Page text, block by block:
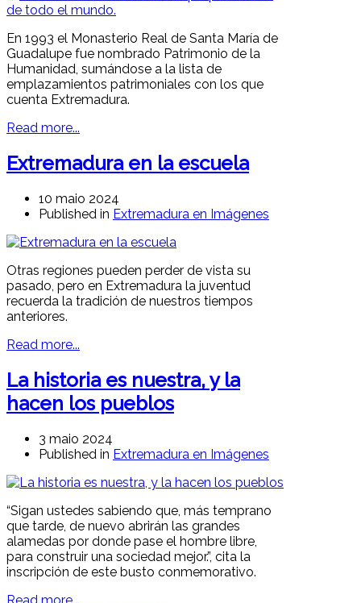
En 1993 el Monasterio Real de Santa María de
Guadalupe fue nombrado Patrimonio de la
Humanidad, sumándose a la lista de
emplazamientos patrimoniales con los que
cuenta Extremadura.
Read more...
Extremadura en la escuela
10 maio 2024
Published in Extremadura en Imágenes
Otras regiones pueden perder de vista su
pasado, pero en Extremadura la juventud
recuerda la tradición de nuestros tiempos
anteriores.
Read more...
La historia es nuestra, y la
hacen los pueblos
3 maio 2024
Published in Extremadura en Imágenes
“Sigan ustedes sabiendo que, más temprano
que tarde, de nuevo abrirán las grandes
alamedas por donde pase el hombre libre,
para construir una sociedad mejor.”, cita la
inscripción de este busto conmemorativo.